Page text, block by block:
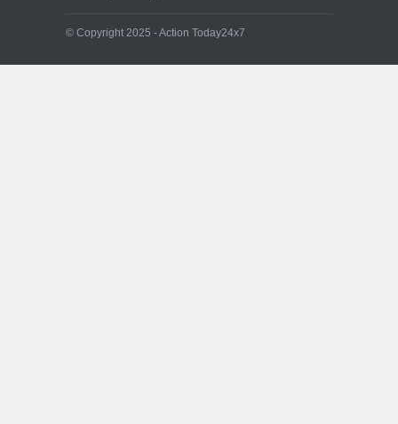
© Copyright 2025 - Action Today24x7